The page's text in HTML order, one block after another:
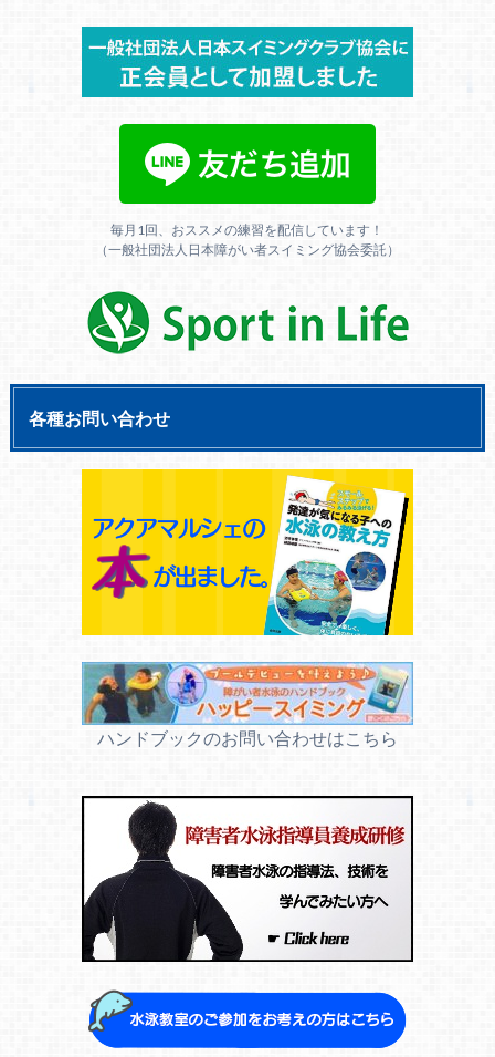
毎月1回、おススメの練習を配信しています！
（一般社団法人日本障がい者スイミング協会委託）
各種お問い合わせ
ハンドブックのお問い合わせはこちら